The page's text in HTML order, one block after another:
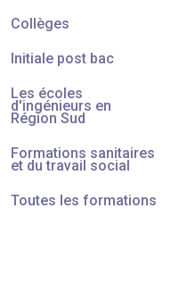
Collèges
Initiale post bac
Les écoles
d'ingénieurs en
Région Sud
Formations sanitaires
et du travail social
Toutes les formations